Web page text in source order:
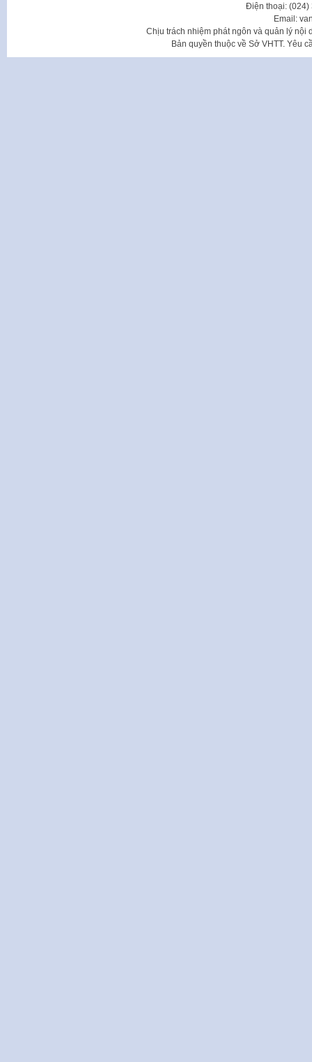
Điện thoại: (024)
Email:
Chịu trách nhiệm phát ngôn và quản lý nội
Bản quyền thuộc về Sở VHTT. Yêu